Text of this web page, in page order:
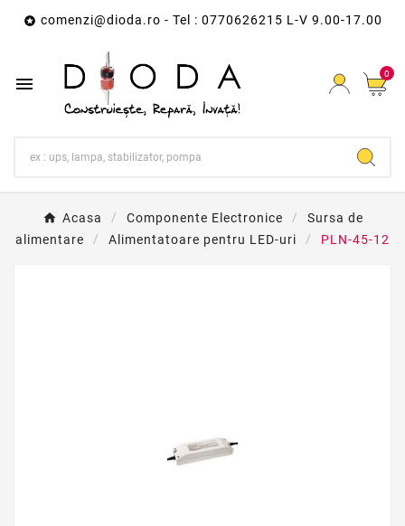
 comenzi@dioda.ro - Tel : 0770626215 L-V 9.00-17.00
 0
Acasa Componente Electronice
Sursa de
alimentare
Alimentatoare pentru LED-uri PLN-45-12